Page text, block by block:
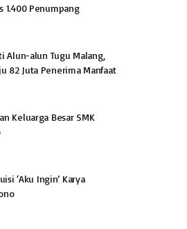
1.400 Penumpang
Alun-alun Tugu Malang,
82 Juta Penerima Manfaat
Keluarga Besar SMK
‘Aku Ingin’ Karya